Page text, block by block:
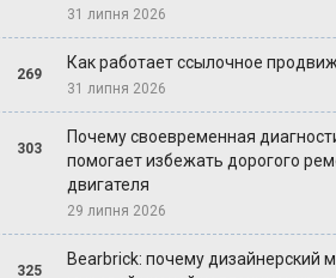
31 липня 2026
269
Как работает ссылочное
31 липня 2026
303
Почему своевременная
помогает избежать дорогого
двигателя
29 липня 2026
325
Bearbrick: почему дизайнерский